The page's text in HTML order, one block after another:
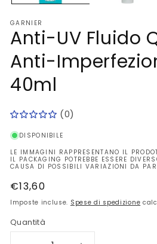
GARNIER
Anti-UV Fluido
Anti-
40ml
(0)
DISPONIBILE
LE IMMAGINI RAPPRESENTANO IL
IL PACKAGING POTREBBE ESSERE
CAUSA DI POSSIBILI VARIAZIONI DA
Prezzo
di
€13,60
Imposte incluse. Spese di spedizione
Quantità